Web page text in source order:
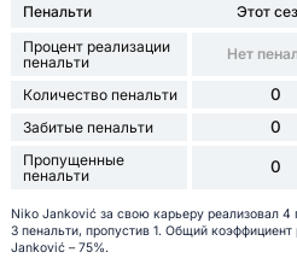
Пенальти Этот
Процент реализации
пенальти
Нет
Количество пенальти 0
Забитые пенальти 0
Пропущенные
пенальти
0
Niko Janković за свою карьеру реализовал
3 пенальти, пропустив 1. Общий
Janković – 75%.